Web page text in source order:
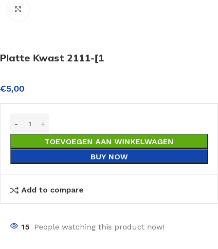
Platte Kwast 2111-[1
€5,00
TOEVOEGEN AAN WINKELWAGEN
BUY NOW
Add to compare
15 People watching this product now!